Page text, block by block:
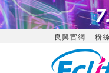
良興官網 粉